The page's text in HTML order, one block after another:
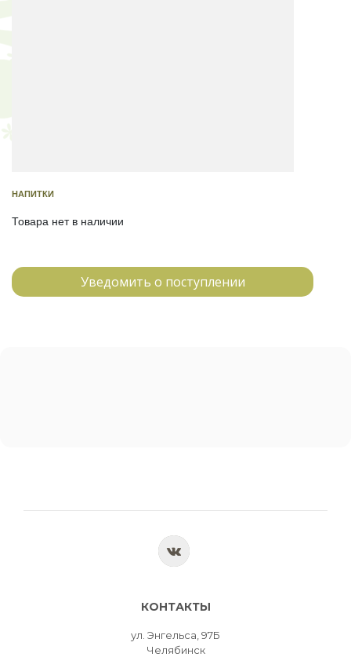
НАПИТКИ
Товара нет в наличии
Уведомить о поступлении
КОНТАКТЫ
ул. Энгельса, 97Б
Челябинск